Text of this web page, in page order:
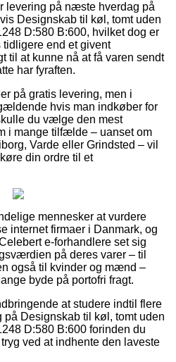
levering på næste hverdag på
Designskab til køl, tomt uden
D:580 B:600, hvilket dog er
end et givent
til at kunne nå at få varen sendt
har fyraften.
på gratis levering, men i
hvis man indkøber for
du vælge den mest
i mange tilfælde – uanset om
Varde eller Grindsted – vil
din ordre til et
mennesker at vurdere
internet firmaer i Danmark, og
e-forhandlere set sig
på deres varer – til
også til kvinder og mænd –
byde på portofri fragt.
at studere indtil flere
Designskab til køl, tomt uden
D:580 B:600 forinden du
ved at indhente den laveste